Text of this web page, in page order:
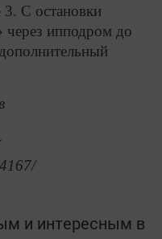
С остановки
ипподром до
и интересным в